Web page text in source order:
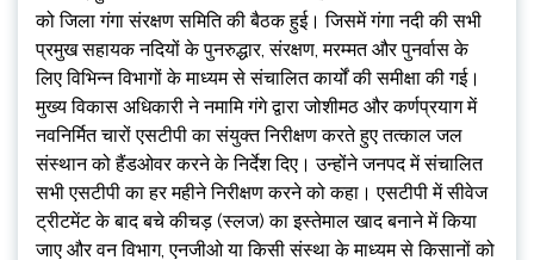
को जिला गंगा संरक्षण समिति की बैठक हुई। जिसमें गंगा नदी की सभी
प्रमुख सहायक नदियों के पुनरुद्धार, संरक्षण, मरम्मत और पुनर्वास के
लिए विभिन्न विभागों के माध्यम से संचालित कार्यों की समीक्षा की गई।
मुख्य विकास अधिकारी ने नमामि गंगे द्वारा जोशीमठ और कर्णप्रयाग में
नवनिर्मित चारों एसटीपी का संयुक्त निरीक्षण करते हुए तत्काल जल
संस्थान को हैंडओवर करने के निर्देश दिए। उन्होंने जनपद में संचालित
सभी एसटीपी का हर महीने निरीक्षण करने को कहा। एसटीपी में सीवेज
ट्रीटमेंट के बाद बचे कीचड़ (स्लज) का इस्तेमाल खाद बनाने में किया
जाए और वन विभाग, एनजीओ या किसी संस्था के माध्यम से किसानों को